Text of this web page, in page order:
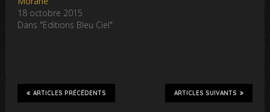
18 octobre 2015
Dans "Editions Bleu Ciel"
ARTICLES SUIVANTS
ARTICLES PRÉCÉDENTS